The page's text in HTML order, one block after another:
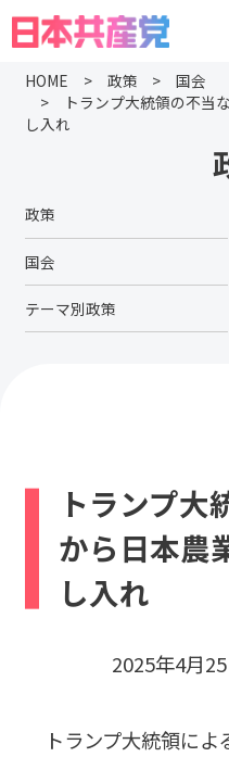
HOME 政策
国会
トランプ大統領の不当
し入れ
政策
国会
テーマ別政策
トランプ大
から日本農
し入れ
2025年4月
トランプ大統領によ